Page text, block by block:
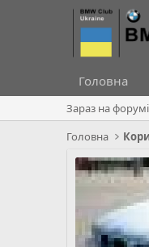
Головна
Зараз на форумі
Головна